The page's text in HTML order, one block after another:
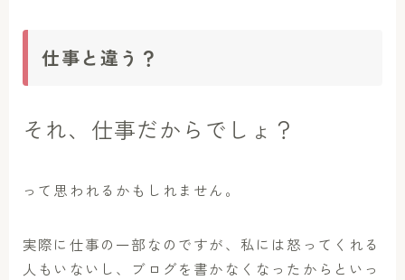
仕事と違う？
それ、仕事だからでしょ？
って思われるかもしれません。
実際に仕事の一部なのですが、私には怒ってくれる
人もいないし、ブログを書かなくなったからといっ